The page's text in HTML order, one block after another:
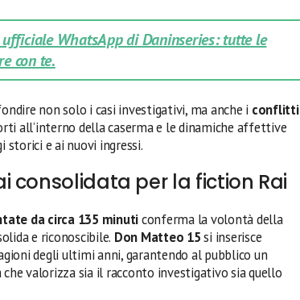
WhatsApp di Daninseries: tutte le
con te.
non solo i casi investigativi, ma anche i conflitti
all’interno della caserma e le dinamiche affettive
e ai nuovi ingressi.
consolidata per la fiction Rai
da circa 135 minuticonferma la volontà della
e riconoscibile. Don Matteo 15si inserisce
degli ultimi anni, garantendo al pubblico un
valorizza sia il racconto investigativo sia quello